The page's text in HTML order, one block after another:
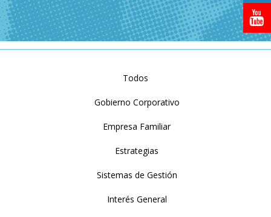
Todos
Gobierno Corporativo
Empresa Familiar
Estrategias
Sistemas de Gestión
Interés General